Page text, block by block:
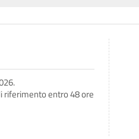
riferimento entro 48 ore